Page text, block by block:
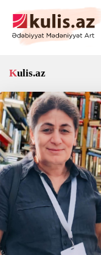
Kulis.az